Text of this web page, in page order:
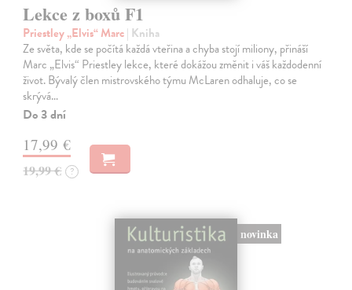
Lekce z boxů F1
Priestley „Elvis“ Marc| Kniha
Ze světa, kde se počítá každá vteřina a chyba stojí miliony, přináší
Marc „Elvis“ Priestley lekce, které dokážou změnit i váš každodenní
život. Bývalý člen mistrovského týmu McLaren odhaluje, co se
skrývá…
Do 3 dní
17,99 €
19,99 € ?
novinka